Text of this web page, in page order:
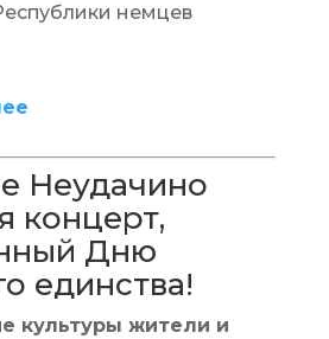
немцев
Неудачино
концерт,
Дню
единства!
культуры жители и